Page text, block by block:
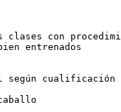
clases con
entrenados
según